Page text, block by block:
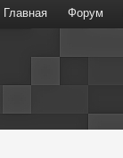
Главная Форум